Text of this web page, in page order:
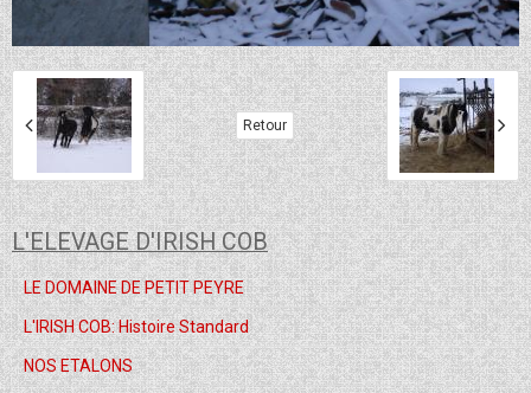
Retour
L'ELEVAGE D'IRISH COB
LE DOMAINE DE PETIT PEYRE
L'IRISH COB: Histoire Standard
NOS ETALONS